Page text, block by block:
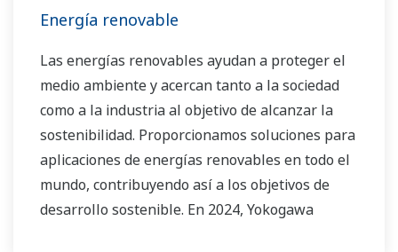
Energía renovable
Las energías renovables ayudan a proteger el
medio ambiente y acercan tanto a la sociedad
como a la industria al objetivo de alcanzar la
sostenibilidad. Proporcionamos soluciones para
aplicaciones de energías renovables en todo el
mundo, contribuyendo así a los objetivos de
desarrollo sostenible. En 2024, Yokogawa